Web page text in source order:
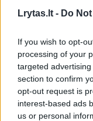
Lrytas.lt - Do
If you wish to opt-
processing of your
targeted
section to confirm
opt-out request is
interest-based ads
us or personal
Policijos
nurodoma,
rasta apie 11 val.